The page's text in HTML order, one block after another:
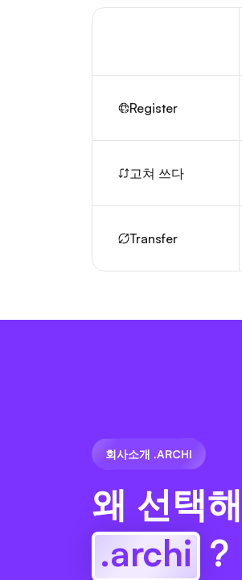
Register
고쳐 쓰다
Transfer
회사소개 .ARCHI
왜 선택
.archi ?